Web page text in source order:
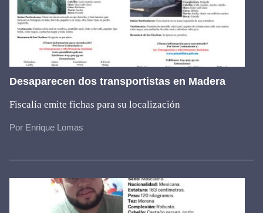
Desaparecen dos transportistas en Madera
Fiscalía emite fichas para su localización
Por Enrique Lomas